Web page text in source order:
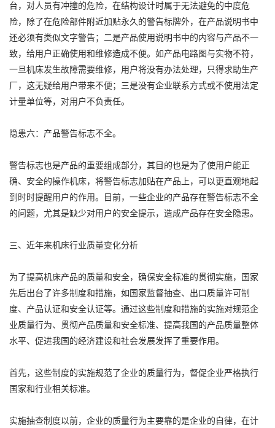
台，对人员有冲撞的危险，在结构设计时属于无法避免的中度危
险，除了在危险部件附近加贴永久的警告标牌外，在产品说明书中
还必须有类似文字警告；二是产品使用说明书中的内容与产品不一
致，给用户正确使用和维修造成不便。如产品电路图与实物不符，
一旦机床发生故障需要维修，用户将没有办法处理，只得求助生产
厂，这无疑给用户带来不便；三是没有企业联系方式或不使用法定
计量单位等，对用户不负责任。
隐患六：产品警告标志不全。
警告标志也是产品的重要组成部分，其目的也是为了使用户能正
确、安全的操作机床，将警告标志加贴在产品上，可以更直观地起
到时时提醒用户的作用。目前，一些企业的产品存在警告标志不全
的问题，尤其是缺少对用户的安全提示，造成产品存在安全隐患。
三、近年来机床行业质量变化分析
为了提高机床产品的质量和安全，确保安全标准的贯彻实施，国家
先后出台了许多制度和措施，如国家监督抽查、出口质量许可制
度、产品认证和安全认证等。通过这些制度和措施的实施对规范企
业质量行为、贯彻产品质量和安全标准、提高我国的产品质量整体
水平、促进我国的经济建设和社会发展发挥了重要作用。
首先，这些制度的实施规范了企业的质量行为，督促企业严格执行
国家和行业相关标准。
实施抽查制度以前，企业的质量行为主要靠的是企业的自律，在计